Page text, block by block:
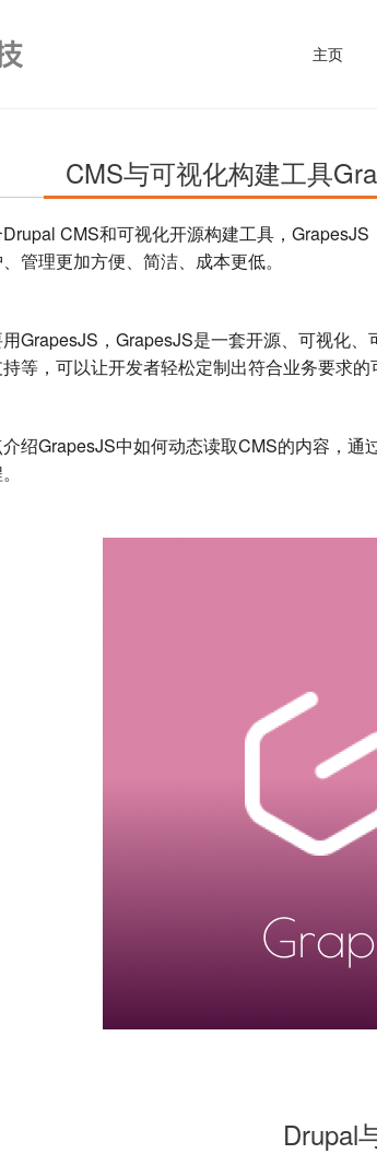
主页
CMS与可视化构建工具
CMS和可视化开源构建工具，GrapesJS
管理更加方便、简洁、成本更低。
GrapesJS，GrapesJS是一套开源、可视化
等，可以让开发者轻松定制出符合业务要求的
绍GrapesJS中如何动态读取CMS的内容，
Drupal